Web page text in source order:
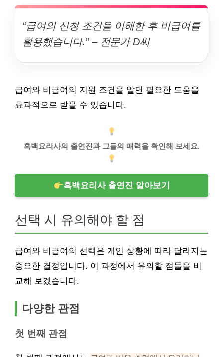
“급여의 신청 조건을 이해한 후 비급여를
활용했습니다.” – 전문가 D씨
급여와 비급여의 지원 조건을 알면 필요한 도움을
효과적으로 받을 수 있습니다.
흑백요리사의 출연진과 그들의 매력을 확인해 보세요.
흑백요리사 출연진 알아보기
선택 시 유의해야 할 점
급여와 비급여의 선택은 개인 상황에 따라 달라지는
중요한 결정입니다. 이 과정에서 유의할 점들을 비
교해 보겠습니다.
다양한 관점
첫 번째 관점